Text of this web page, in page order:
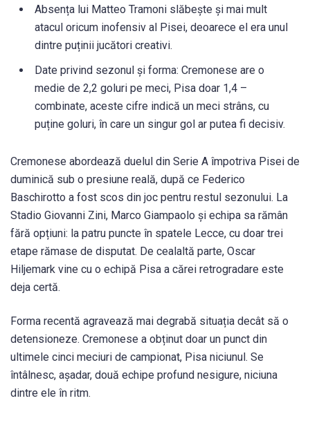
Absența lui Matteo Tramoni slăbește și mai mult
atacul oricum inofensiv al Pisei, deoarece el era unul
dintre puținii jucători creativi.
Date privind sezonul și forma: Cremonese are o
medie de 2,2 goluri pe meci, Pisa doar 1,4 –
combinate, aceste cifre indică un meci strâns, cu
puține goluri, în care un singur gol ar putea fi decisiv.
Cremonese abordează duelul din Serie A împotriva Pisei de
duminică sub o presiune reală, după ce Federico
Baschirotto a fost scos din joc pentru restul sezonului. La
Stadio Giovanni Zini, Marco Giampaolo și echipa sa rămân
fără opțiuni: la patru puncte în spatele Lecce, cu doar trei
etape rămase de disputat. De cealaltă parte, Oscar
Hiljemark vine cu o echipă Pisa a cărei retrogradare este
deja certă.
Forma recentă agravează mai degrabă situația decât să o
detensioneze. Cremonese a obținut doar un punct din
ultimele cinci meciuri de campionat, Pisa niciunul. Se
întâlnesc, așadar, două echipe profund nesigure, niciuna
dintre ele în ritm.